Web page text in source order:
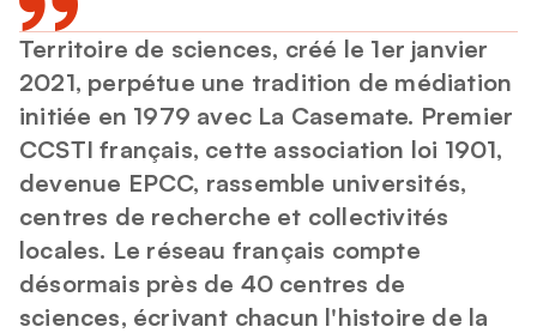
Territoire de sciences, créé le 1er janvier
2021, perpétue une tradition de médiation
initiée en 1979 avec La Casemate. Premier
CCSTI français, cette association loi 1901,
devenue EPCC, rassemble universités,
centres de recherche et collectivités
locales. Le réseau français compte
désormais près de 40 centres de
sciences, écrivant chacun l'histoire de la